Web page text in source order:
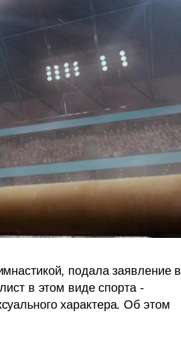
подала заявление в
в этом виде спорта -